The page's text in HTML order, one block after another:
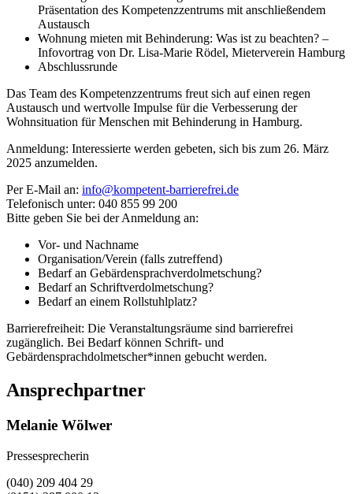
Präsentation des Kompetenzzentrums mit anschließendem
Austausch
Wohnung mieten mit Behinderung: Was ist zu beachten? –
Infovortrag von Dr. Lisa-Marie Rödel, Mieterverein Hamburg
Abschlussrunde
Das Team des Kompetenzzentrums freut sich auf einen regen
Austausch und wertvolle Impulse für die Verbesserung der
Wohnsituation für Menschen mit Behinderung in Hamburg.
Anmeldung: Interessierte werden gebeten, sich bis zum 26. März
2025 anzumelden.
Per E-Mail an: info@kompetent-barrierefrei.de
Telefonisch unter: 040 855 99 200
Bitte geben Sie bei der Anmeldung an:
Vor- und Nachname
Organisation/Verein (falls zutreffend)
Bedarf an Gebärdensprachverdolmetschung?
Bedarf an Schriftverdolmetschung?
Bedarf an einem Rollstuhlplatz?
Barrierefreiheit: Die Veranstaltungsräume sind barrierefrei
zugänglich. Bei Bedarf können Schrift- und
Gebärdensprachdolmetscher*innen gebucht werden.
Ansprechpartner
Melanie Wölwer
Pressesprecherin
(040) 209 404 29